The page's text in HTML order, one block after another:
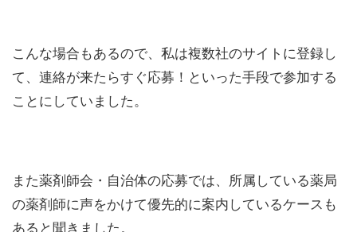
こんな場合もあるので、私は複数社のサイトに登録し
て、連絡が来たらすぐ応募！といった手段で参加する
ことにしていました。
また薬剤師会・自治体の応募では、所属している薬局
の薬剤師に声をかけて優先的に案内しているケースも
あると聞きました。